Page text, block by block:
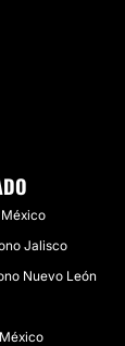
Jalisco
Nuevo León